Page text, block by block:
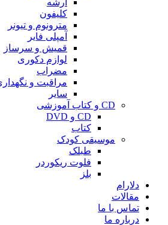
کلیفون
مترونوم و تیونر
آمپلی فایر
قمیش و سرساز
لوازم دکوری
مضراب
مراقبت و
سایر
CD و کتاب آموزشی
CD و DVD
کتاب
موسیقی کودک
طبلک
فلوت ریکوردر
بلز
دلارام
مقالات
تماس با ما
درباره ما